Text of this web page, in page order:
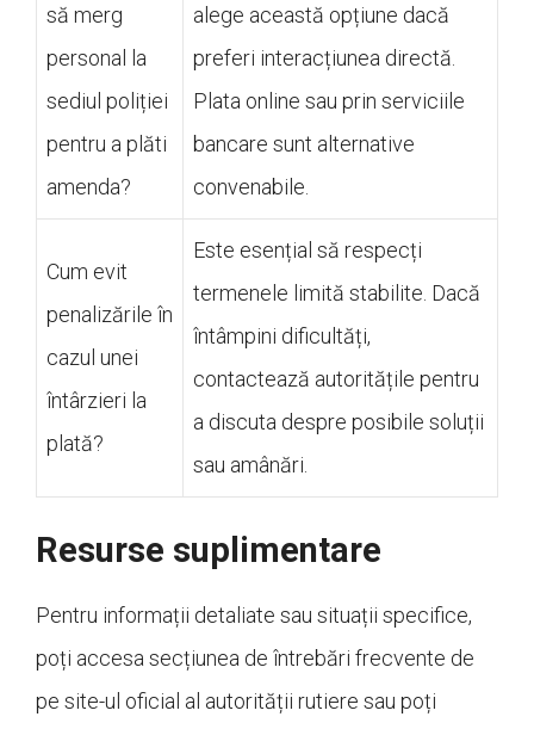
să merg
personal la
sediul poliției
pentru a plăti
amenda?
alege această opțiune dacă
preferi interacțiunea directă.
Plata online sau prin serviciile
bancare sunt alternative
convenabile.
Cum evit
penalizările în
cazul unei
întârzieri la
plată?
Este esențial să respecți
termenele limită stabilite. Dacă
întâmpini dificultăți,
contactează autoritățile pentru
a discuta despre posibile soluții
sau amânări.
Resurse suplimentare
Pentru informații detaliate sau situații specifice,
poți accesa secțiunea de întrebări frecvente de
pe site-ul oficial al autorității rutiere sau poți